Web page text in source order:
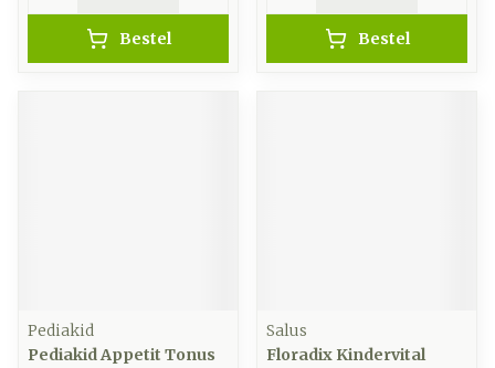
Bestel Bestel
Pediakid
Pediakid Appetit Tonus
Salus
Floradix Kindervital